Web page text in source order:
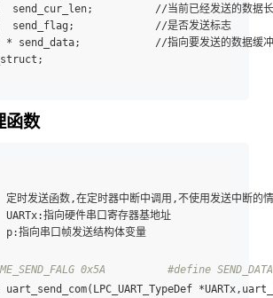
//当前已经发送的数据
//是否发送标志
//指向要发送的数据缓
函数
时发送函数,在定时器中断中调用,不使用发送中断的
UARTx:指向硬件串口寄存器基地址
p:指向串口帧发送结构体变量
0x5A #define